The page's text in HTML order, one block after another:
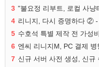
3
4 리니지, 다시 증명하다 ②
5
6 엔씨 리니지M, PC 결제
7